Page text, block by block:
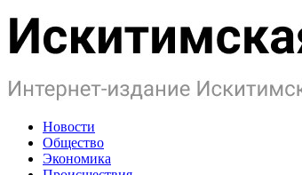
Новости
Общество
Экономика